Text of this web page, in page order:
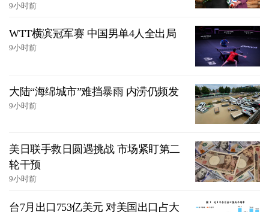
9小时前
WTT横滨冠军赛 中国男单4人全出局
9小时前
大陆“海绵城市”难挡暴雨 内涝仍频发
9小时前
美日联手救日圆遇挑战 市场紧盯第二
轮干预
9小时前
台7月出口753亿美元 对美国出口占大